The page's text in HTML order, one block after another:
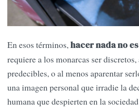
En esos términos,hacer nada no
requiere a los monarcas ser discretos,
predecibles, o al menos aparentar
una imagen personal que irradie la
humana que despierten en la